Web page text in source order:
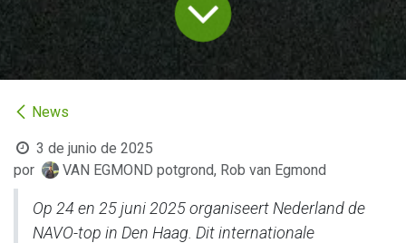
News
3 de junio de 2025
por
VAN EGMOND potgrond, Rob van Egmond
Op 24 en 25 juni 2025 organiseert Nederland de
NAVO-top in Den Haag. Dit internationale